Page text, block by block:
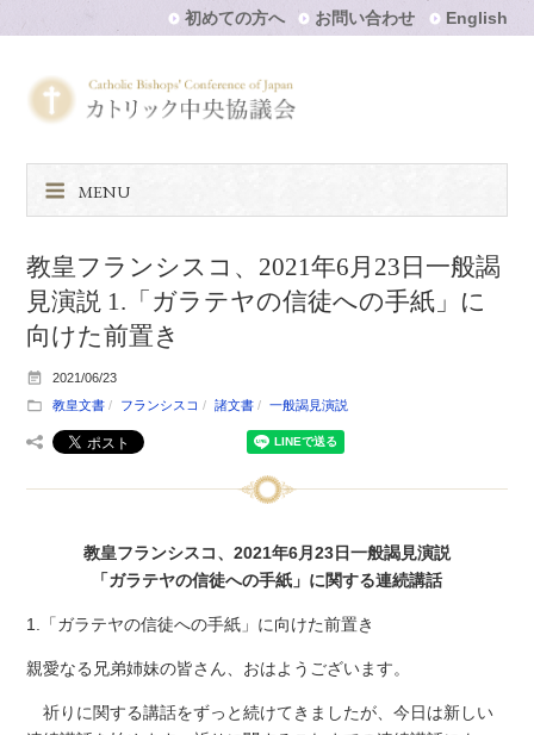
初めての方へ お問い合わせ English
MENU
教皇フランシスコ、2021年6月23日一般謁
見演説 1.「ガラテヤの信徒への手紙」に
向けた前置き
2021/06/23
教皇文書
フランシスコ 諸文書 一般謁見演説
教皇フランシスコ、2021年6月23日一般謁見演説
「ガラテヤの信徒への手紙」に関する連続講話
1.「ガラテヤの信徒への手紙」に向けた前置き
親愛なる兄弟姉妹の皆さん、おはようございます。
祈りに関する講話をずっと続けてきましたが、今日は新しい